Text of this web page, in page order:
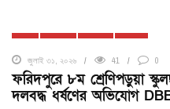
ঢাকা দেশজুড়ে ফরিদপুর সদরপুর
জুলাই ৩১, ২০২৬ 41 0
ফরিদপুরে ৮ম শ্রেণিপড়ুয়া
দলবদ্ধ ধর্ষণের অভিযোগ